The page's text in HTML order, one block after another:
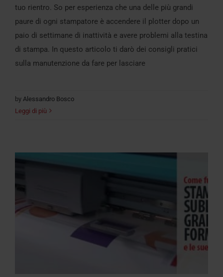
tuo rientro. So per esperienza che una delle più grandi
paure di ogni stampatore è accendere il plotter dopo un
paio di settimane di inattività e avere problemi alla testina
di stampa. In questo articolo ti darò dei consigli pratici
sulla manutenzione da fare per lasciare
by Alessandro Bosco
Leggi di più